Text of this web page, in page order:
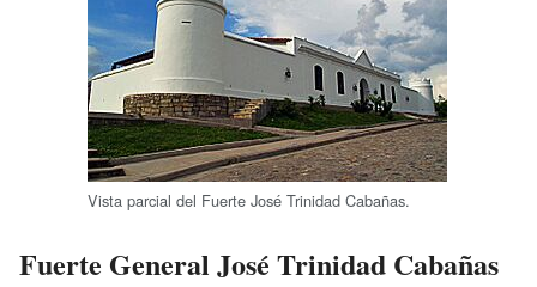
Vista parcial del Fuerte José Trinidad Cabañas.
Fuerte General José Trinidad Cabañas